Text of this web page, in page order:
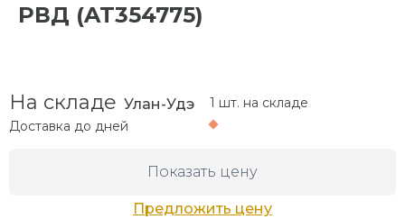
РВД (AT354775)
На складе Улан-Удэ
Доставка до дней
1 шт. на складе
Показать цену
Предложить цену